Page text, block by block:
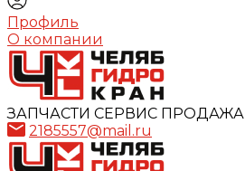
Профиль
О компании
ЗАПЧАСТИ СЕРВИС ПРОДАЖА
2185557@mail.ru